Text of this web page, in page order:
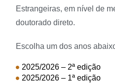
Estrangeiras, em nível de
doutorado direto.
Escolha um dos anos
2025/2026 – 2ª edição
2025/2026 – 1ª edição